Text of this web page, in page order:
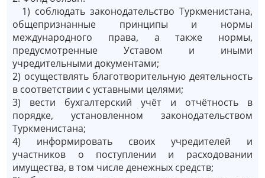
1) соблюдать законодательство Туркменистана,
общепризнанные принципы и нормы
международного права, а также нормы,
предусмотренные Уставом и иными
учредительными документами;
2) осуществлять благотворительную деятельность
в соответствии с уставными целями;
3) вести бухгалтерский учёт и отчётность в
порядке, установленном законодательством
Туркменистана;
4) информировать своих учредителей и
участников о поступлении и расходовании
имущества, в том числе денежных средств;